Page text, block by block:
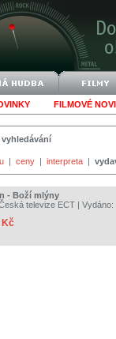
FILMOVÉ
| ceny | interpreta |
- Boží mlýny
televize ECT | Vydáno:
Kč